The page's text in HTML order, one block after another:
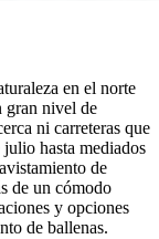
en el norte
gran nivel de
ni carreteras que
hasta mediados
de
de un cómodo
y opciones
de ballenas.